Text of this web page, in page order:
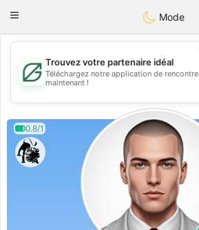
Gulf Dating
Toggle
Mode
💖
💕
Trouvez votre partenaire idéal
Téléchargez notre application de rencontre
maintenant !
0.8/1